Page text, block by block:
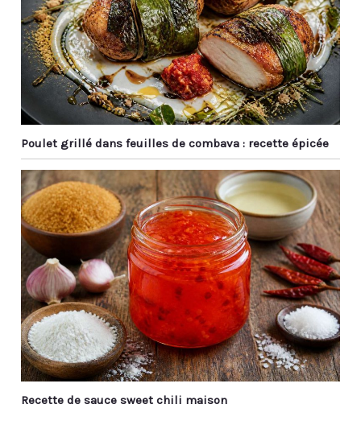
Poulet grillé dans feuilles de combava : recette épicée
Recette de sauce sweet chili maison